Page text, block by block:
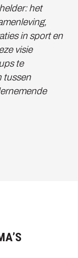
het
in sport en
visie
te
tussen